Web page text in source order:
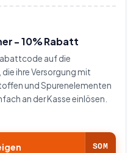
- 10% Rabatt
auf die
ihre Versorgung mit
und Spurenelementen
an der Kasse einlösen.
SOM